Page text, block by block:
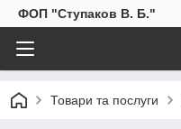
ФОП "Ступаков В. Б."
Товари та послуги